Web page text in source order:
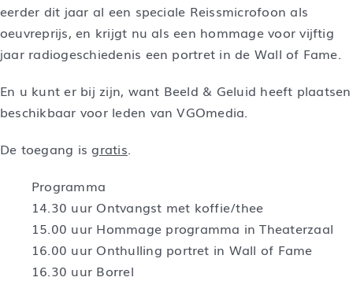
eerder dit jaar al een speciale Reissmicrofoon als
oeuvreprijs, en krijgt nu als een hommage voor vijftig
jaar radiogeschiedenis een portret in de Wall of Fame.
En u kunt er bij zijn, want Beeld & Geluid heeft plaatsen
beschikbaar voor leden van VGOmedia.
De toegang isgratis.
Programma
14.30 uur Ontvangst met koffie/thee
15.00 uur Hommage programma in Theaterzaal
16.00 uur Onthulling portret in Wall of Fame
16.30 uur Borrel